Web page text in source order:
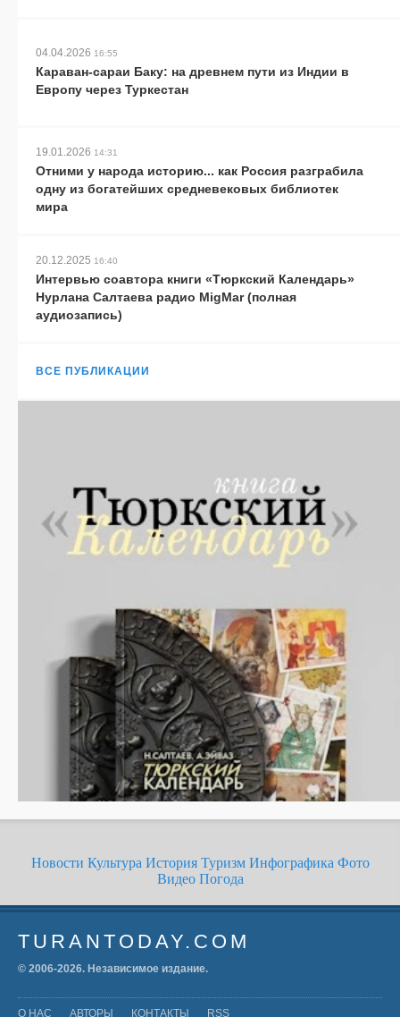
04.04.2026 16:55
Караван-сараи Баку: на древнем пути из Индии в
Европу через Туркестан
19.01.2026 14:31
Отними у народа историю... как Россия разграбила
одну из богатейших средневековых библиотек
мира
20.12.2025 16:40
Интервью соавтора книги «Тюркский Календарь»
Нурлана Салтаева радио MigMar (полная
аудиозапись)
ВСЕ ПУБЛИКАЦИИ
Новости Культура История Туризм Инфографика Фото
Видео Погода
TURANTODAY.COM
© 2006-2026. Независимое издание.
О НАС АВТОРЫ КОНТАКТЫ RSS